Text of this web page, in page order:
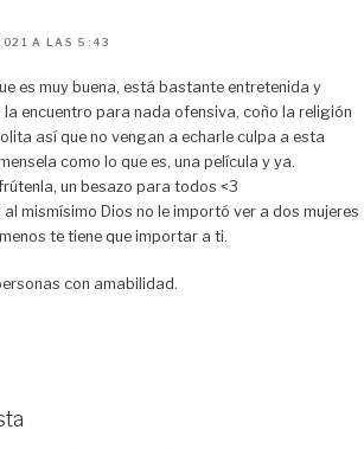
A LAS 5:43
es muy buena, está bastante entretenida y
encuentro para nada ofensiva, coño la religión
así que no vengan a echarle culpa a esta
como lo que es, una película y ya.
un besazo para todos <3
mismísimo Dios no le importó ver a dos mujeres
te tiene que importar a ti.
con amabilidad.